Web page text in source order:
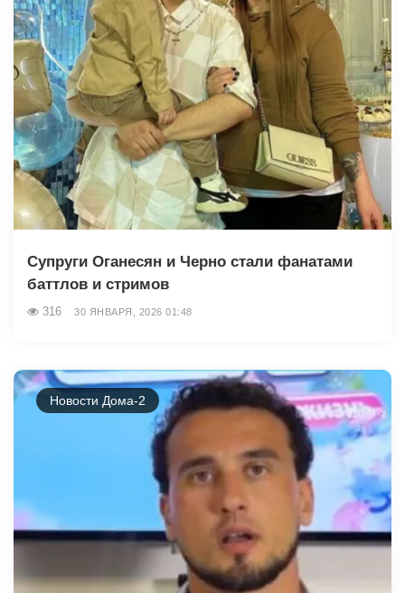
Супруги Оганесян и Черно стали фанатами
баттлов и стримов
316 30 ЯНВАРЯ, 2026 01:48
Новости Дома-2